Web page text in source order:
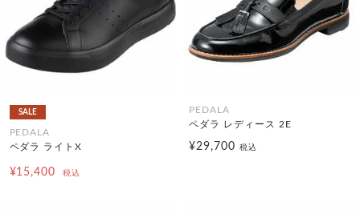
SALE
PEDALA
ペダラ ライトX
¥15,400 税込
PEDALA
ペダラ レディース 2E
¥29,700 税込